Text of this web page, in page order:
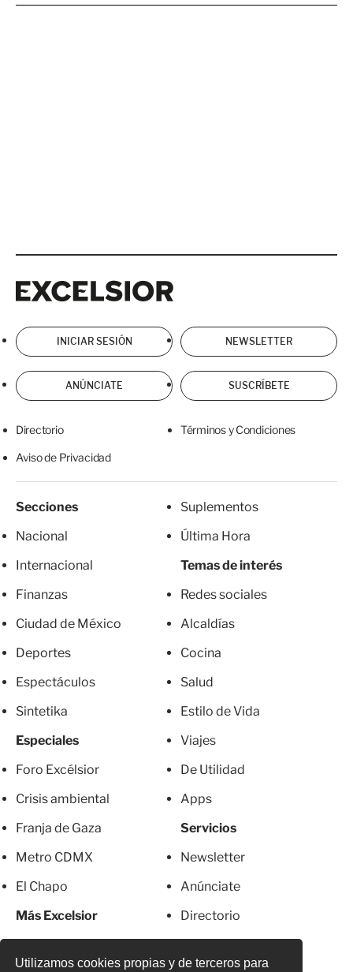
Utilizamos cookies propias y de terceros para
INICIAR SESIÓN NEWSLETTER
ANÚNCIATE SUSCRÍBETE
Directorio Términos y Condiciones
Aviso de Privacidad
Secciones
Nacional
Internacional
Finanzas
Ciudad de México
Deportes
Espectáculos
Sintetika
Especiales
Foro Excélsior
Crisis ambiental
Franja de Gaza
Metro CDMX
El Chapo
Más Excelsior
Suplementos
Última Hora
Temas de interés
Redes sociales
Alcaldías
Cocina
Salud
Estilo de Vida
Viajes
De Utilidad
Apps
Servicios
Newsletter
Anúnciate
Directorio